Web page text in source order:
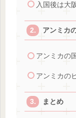
入国後は大
アンミカ
アンミカの
アンミカの
まとめ